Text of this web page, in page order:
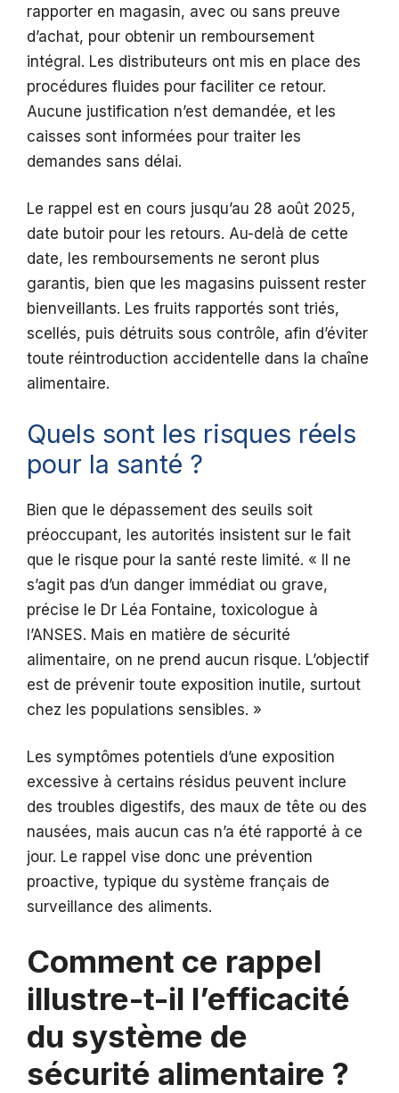
rapporter en magasin, avec ou sans preuve
d’achat, pour obtenir un remboursement
intégral. Les distributeurs ont mis en place des
procédures fluides pour faciliter ce retour.
Aucune justification n’est demandée, et les
caisses sont informées pour traiter les
demandes sans délai.
Le rappel est en cours jusqu’au 28 août 2025,
date butoir pour les retours. Au-delà de cette
date, les remboursements ne seront plus
garantis, bien que les magasins puissent rester
bienveillants. Les fruits rapportés sont triés,
scellés, puis détruits sous contrôle, afin d’éviter
toute réintroduction accidentelle dans la chaîne
alimentaire.
Quels sont les risques réels
pour la santé ?
Bien que le dépassement des seuils soit
préoccupant, les autorités insistent sur le fait
que le risque pour la santé reste limité. « Il ne
s’agit pas d’un danger immédiat ou grave,
précise le Dr Léa Fontaine, toxicologue à
l’ANSES. Mais en matière de sécurité
alimentaire, on ne prend aucun risque. L’objectif
est de prévenir toute exposition inutile, surtout
chez les populations sensibles. »
Les symptômes potentiels d’une exposition
excessive à certains résidus peuvent inclure
des troubles digestifs, des maux de tête ou des
nausées, mais aucun cas n’a été rapporté à ce
jour. Le rappel vise donc une prévention
proactive, typique du système français de
surveillance des aliments.
Comment ce rappel
illustre-t-il l’efficacité
du système de
sécurité alimentaire ?